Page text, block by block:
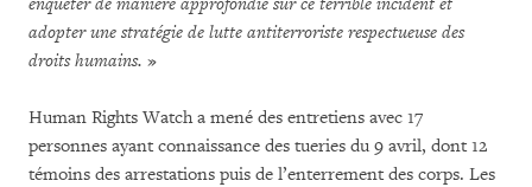
adopter une stratégie de lutte antiterroriste respectueuse des
droits humains. »
Human Rights Watch a mené des entretiens avec 17
personnes ayant connaissance des tueries du 9 avril, dont 12
témoins des arrestations puis de l’enterrement des corps. Les